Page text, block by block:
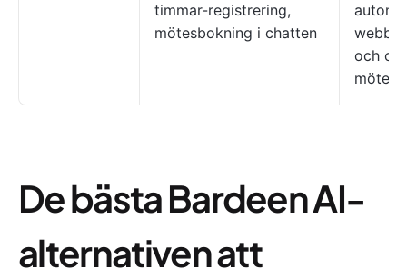
timmar-registrering,
mötesbokning i chatten
och
De bästa Bardeen AI-
alternativen att